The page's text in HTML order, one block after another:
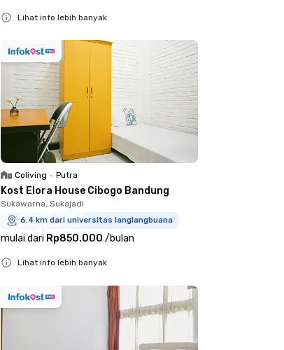
Lihat info lebih banyak
Coliving • Putra
Kost Elora House Cibogo Bandung
Sukawarna, Sukajadi
6.4 km dari universitas langlangbuana
mulai dari Rp850.000 /bulan
Lihat info lebih banyak